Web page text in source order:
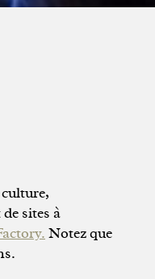
sites à
Notez que